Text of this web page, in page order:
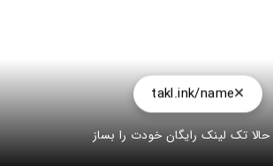
takl.ink/name
تک لینک رایگان خودت را بساز